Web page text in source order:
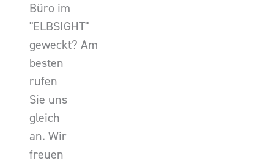
Büro im
"ELBSIGHT"
geweckt? Am
besten
rufen
Sie uns
gleich
an. Wir
freuen